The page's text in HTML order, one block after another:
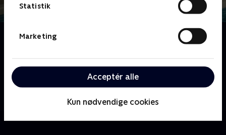
Statistik
Marketing
Acceptér alle
Kun nødvendige cookies
Om Hvor solen altid skinner
går det galt: Han tror, han dør – og forærer i panik
sin bror et hus. Sol, stress og søskendedrama i en
varm komedie med mørk humor.